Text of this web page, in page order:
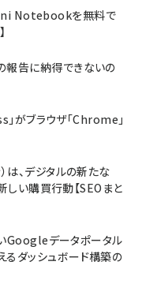
Notebookを無料で
報告に納得できないの
がブラウザ「Chrome」
は、デジタルの新たな
しい購買行動【SEOまと
Googleデータポータル
ダッシュボード構築の